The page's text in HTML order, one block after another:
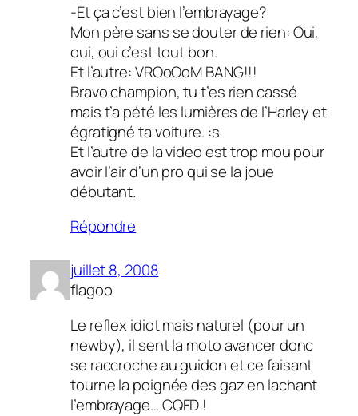
-Et ça c’est bien l’embrayage?
Mon père sans se douter de rien: Oui,
oui, oui c’est tout bon.
Et l’autre: VROoOoM BANG!!!
Bravo champion, tu t’es rien cassé
mais t’a pété les lumières de l’Harley et
égratigné ta voiture. :s
Et l’autre de la video est trop mou pour
avoir l’air d’un pro qui se la joue
débutant.
Répondre
juillet 8, 2008
flagoo
Le reflex idiot mais naturel (pour un
newby), il sent la moto avancer donc
se raccroche au guidon et ce faisant
tourne la poignée des gaz en lachant
l’embrayage… CQFD !